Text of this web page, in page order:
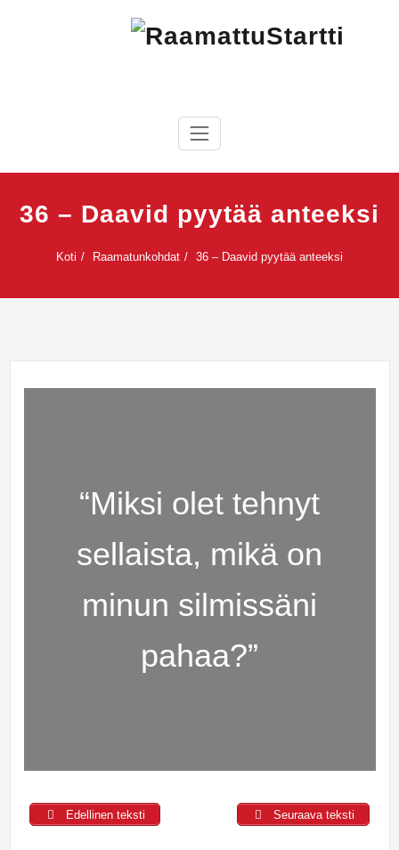
RaamattuStartti
36 – Daavid pyytää anteeksi
Koti Raamatunkohdat 36 – Daavid pyytää anteeksi
“Miksi olet tehnyt
sellaista, mikä on
minun silmissäni
pahaa?”
Edellinen teksti Seuraava teksti